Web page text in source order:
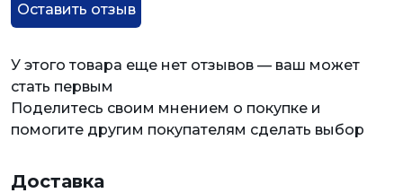
Оставить отзыв
У этого товара еще нет отзывов — ваш может
стать первым
Поделитесь своим мнением о покупке и
помогите другим покупателям сделать выбор
Доставка